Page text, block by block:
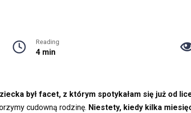
Reading
4 min
był facet, z którym spotykałam się już od
cudowną rodzinę. Niestety, kiedy kilka